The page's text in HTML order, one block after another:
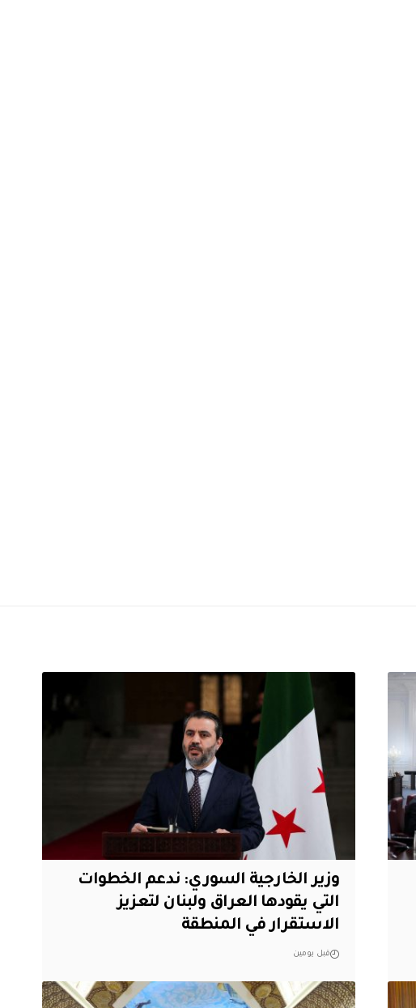
وزير الخارجية السوري: ندعم الخطوات
التي يقودها العراق ولبنان لتعزيز
الاستقرار في المنطقة
قبل يومين